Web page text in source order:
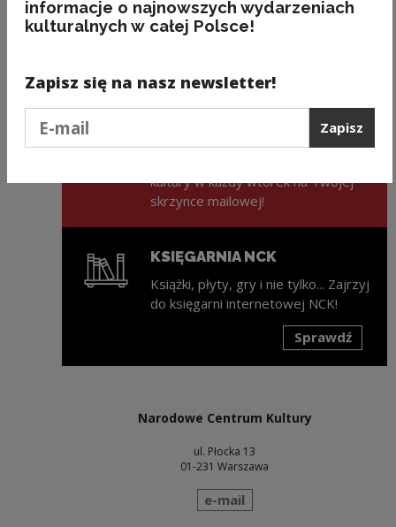
kultury w każdy wtorek na Twojej
skrzynce mailowej!
KSIĘGARNIA NCK
Książki, płyty, gry i nie tylko... Zajrzyj
do księgarni internetowej NCK!
Sprawdź
Narodowe Centrum Kultury
ul. Płocka 13
01-231 Warszawa
wyślij wiadomość
e-mail
informacje o najnowszych wydarzeniach
kulturalnych w całej Polsce!
Zapisz się na nasz newsletter!
Zapisz